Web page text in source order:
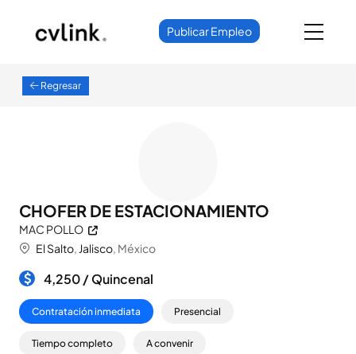
Publicar Empleo
Regresar
CHOFER DE ESTACIONAMIENTO
MAC POLLO
El Salto, Jalisco, México
4,250 /Quincenal
Contratación inmediata Presencial
Tiempo completo A convenir